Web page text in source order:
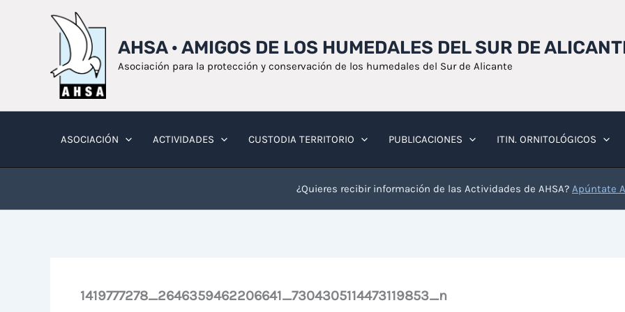
AHSA · AMIGOS DE LOS HUMEDALES DEL SUR DE
Asociación para la protección y conservación de los humedales del Sur de Alicante
ASOCIACIÓN ACTIVIDADES CUSTODIA TERRITORIO PUBLICACIONES ITIN. ORNITOLÓGICOS
¿Quieres recibir información de las Actividades de AHSA? Apúntate
1419777278_2646359462206641_7304305114473119853_n